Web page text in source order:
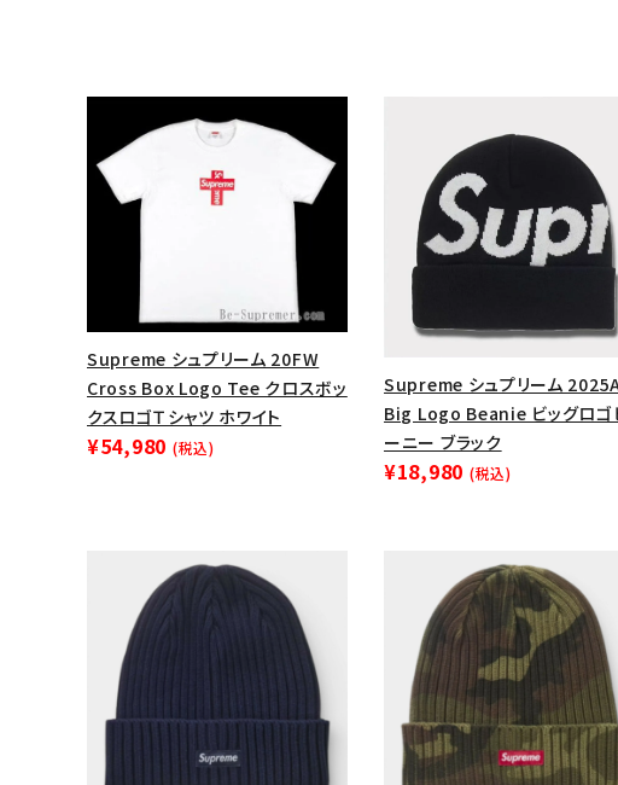
キーワードから探す
search
カテ
シーズンから探す 価格
Supreme シュプリーム 20FW
Cross Box Logo Tee クロスボッ
クスロゴＴシャツ ホワイト
¥54,980 (税込)
Supreme シュプリーム
Big Logo Beanie ビッグロゴ
ーニー ブラック
¥18,980 (税込)